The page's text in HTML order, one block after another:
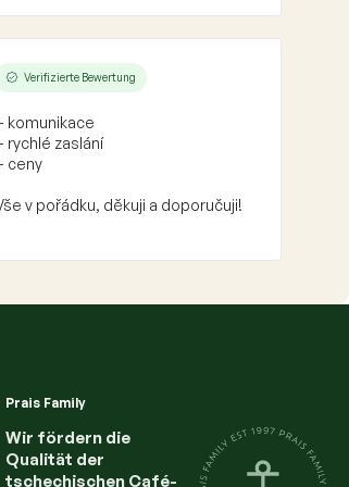
Verifizierte Bewertung
komunikace
rychlé zaslání
ceny
v pořádku, děkuji a doporučuji!
Prais Family
Wir fördern die
Qualität der
tschechischen Café-